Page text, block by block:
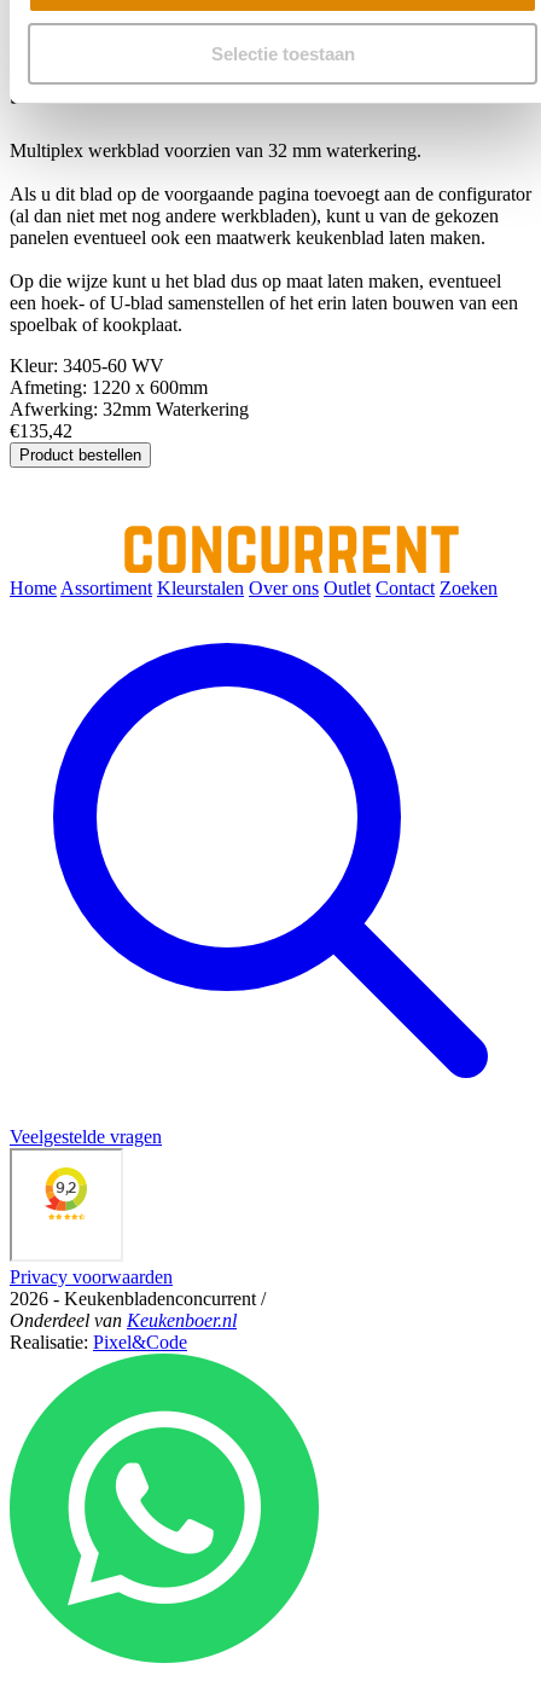
Selectie toestaan
3405-60 WV
Multiplex werkblad voorzien van 32 mm waterkering.
Als u dit blad op de voorgaande pagina toevoegt aan de configurator
(al dan niet met nog andere werkbladen), kunt u van de gekozen
panelen eventueel ook een maatwerk keukenblad laten maken.
Op die wijze kunt u het blad dus op maat laten maken, eventueel
een hoek- of U-blad samenstellen of het erin laten bouwen van een
spoelbak of kookplaat.
Kleur: 3405-60 WV
Afmeting: 1220 x 600mm
Afwerking: 32mm Waterkering
€135,42
Product bestellen
Home Assortiment Kleurstalen Over ons Outlet Contact Zoeken
Veelgestelde vragen
Privacy voorwaarden
2026 - Keukenbladenconcurrent /
Onderdeel van Keukenboer.nl
Realisatie: Pixel&Code